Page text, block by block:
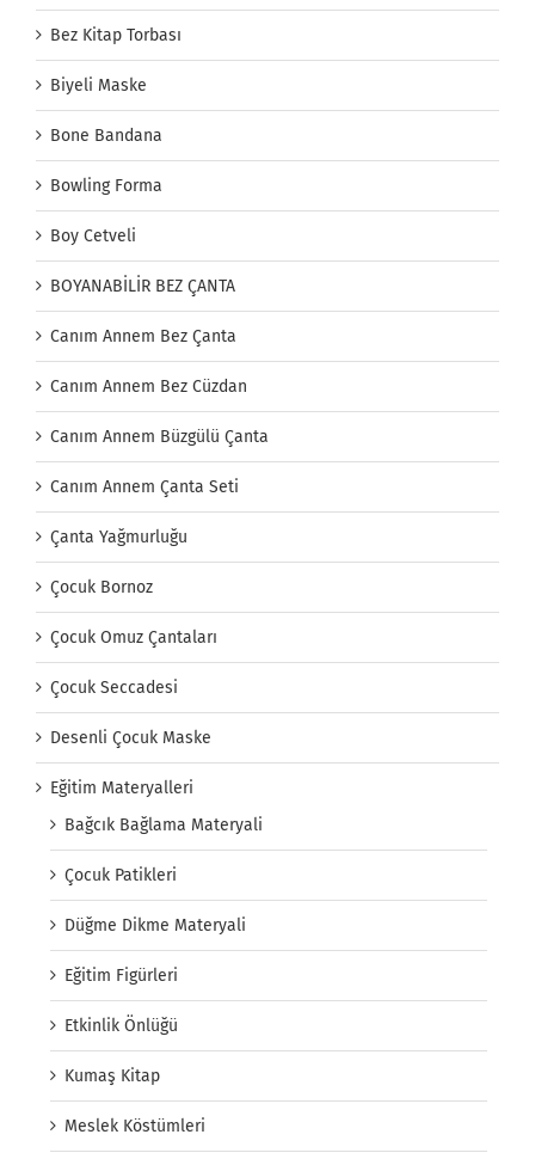
Bez Kitap Torbası
Biyeli Maske
Bone Bandana
Bowling Forma
Boy Cetveli
BOYANABİLİR BEZ ÇANTA
Canım Annem Bez Çanta
Canım Annem Bez Cüzdan
Canım Annem Büzgülü Çanta
Canım Annem Çanta Seti
Çanta Yağmurluğu
Çocuk Bornoz
Çocuk Omuz Çantaları
Çocuk Seccadesi
Desenli Çocuk Maske
Eğitim Materyalleri
Bağcık Bağlama Materyali
Çocuk Patikleri
Düğme Dikme Materyali
Eğitim Figürleri
Etkinlik Önlüğü
Kumaş Kitap
Meslek Köstümleri